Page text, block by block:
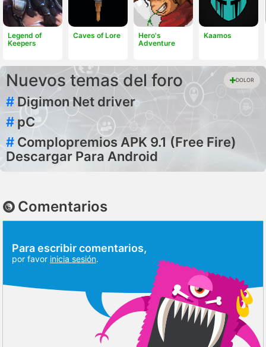
Legend of
Keepers
Caves of Lore
Hero's
Adventure
Kaamos
Nuevos temas del foro DOLOR
# Digimon Net driver
# pC
# Complopremios APK 9.1 (Free Fire)
Descargar Para Android
Comentarios
Para escribir comentarios,
por favor inicia sesión.